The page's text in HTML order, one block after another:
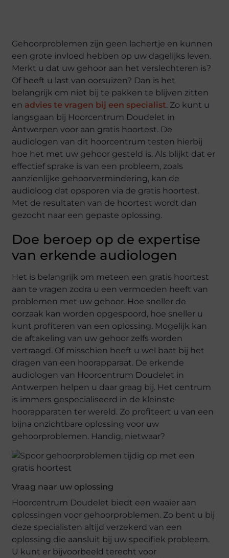
Gehoorproblemen zijn geen lachertje en kunnen
een grote invloed hebben op uw dagelijks leven.
Merkt u dat uw gehoor aan het verslechteren is?
Of heeft u last van oorsuizen? Dan is het
belangrijk om niet bij te pakken te blijven zitten
en advies te vragen bij een specialist. Zo kunt u
langsgaan bij Hoorcentrum Doudelet in
Antwerpen voor aan gratis hoortest. De
audiologen van dit hoorcentrum testen hierbij
hoe het met uw gehoor gesteld is. Als blijkt dat er
effectief sprake is van een probleem, zoals
aanzienlijke gehoorvermindering, kan de
audioloog dat opsporen via de gratis hoortest.
Met de resultaten van de hoortest wordt dan
gezocht naar een gepaste oplossing.
Doe beroep op de expertise
van erkende audiologen
Het is belangrijk om meteen een gratis hoortest
aan te vragen zodra u een vermoeden heeft van
problemen met uw gehoor. Hoe sneller de
oorzaak kan worden opgespoord, hoe sneller u
kunt profiteren van een oplossing. Mogelijk kan
de aftakeling van uw gehoor zelfs worden
vertraagd. Of misschien heeft u wel baat bij het
dragen van een hoorapparaat. De erkende
audiologen van Hoorcentrum Doudelet in
Antwerpen helpen u daar graag bij. Het centrum
is immers gespecialiseerd in de kleinste
hoorapparaten ter wereld. Zo profiteert u van een
bijna onzichtbare oplossing voor uw
gehoorproblemen. Handig, nietwaar?
Vraag naar uw oplossing
Hoorcentrum Doudelet biedt een waaier aan
oplossingen voor gehoorproblemen. Zo bent u bij
deze specialisten altijd verzekerd van een
oplossing die aansluit bij uw specifiek probleem.
U kunt er bijvoorbeeld terecht voor